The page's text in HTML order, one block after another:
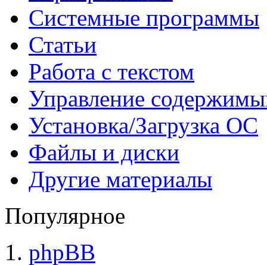
Системные программы
Статьи
Работа с текстом
Управление
Установка/Загрузка ОС
Файлы и диски
Другие материалы
Популярное
phpBB